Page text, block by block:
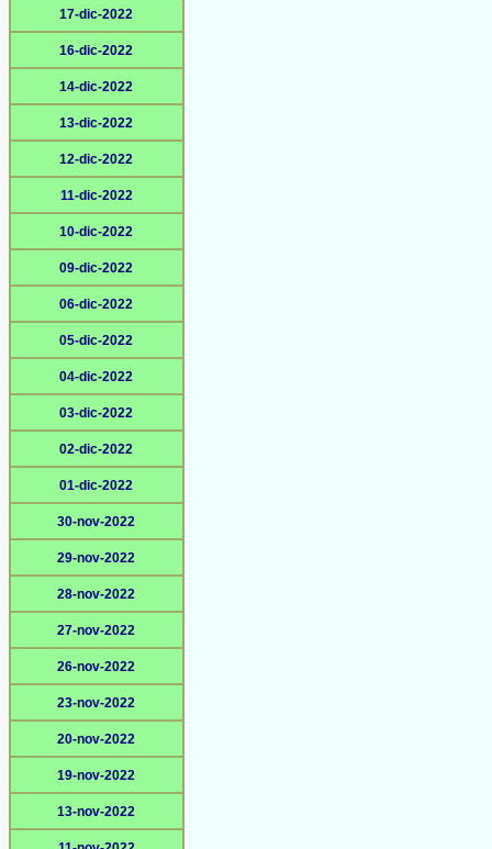
17-dic-2022
16-dic-2022
14-dic-2022
13-dic-2022
12-dic-2022
11-dic-2022
10-dic-2022
09-dic-2022
06-dic-2022
05-dic-2022
04-dic-2022
03-dic-2022
02-dic-2022
01-dic-2022
30-nov-2022
29-nov-2022
28-nov-2022
27-nov-2022
26-nov-2022
23-nov-2022
20-nov-2022
19-nov-2022
13-nov-2022